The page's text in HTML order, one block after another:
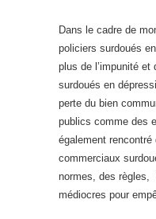
Dans le cadre de
policiers surdoués
plus de l’impunité
surdoués en
perte du bien
publics comme des
également
commerciaux
normes, des règles,
médiocres pour